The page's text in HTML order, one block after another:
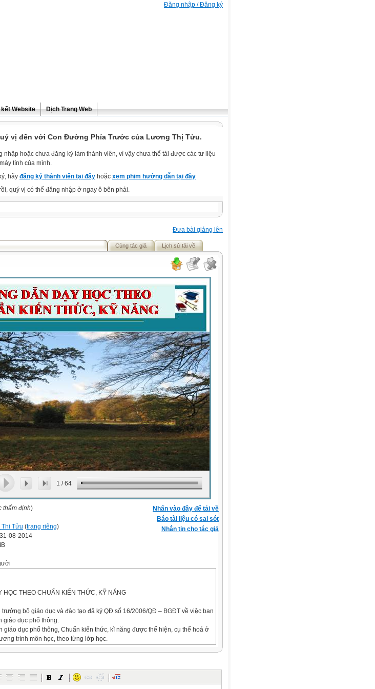
Đăng nhập / Đăng ký
kết Website Dịch Trang Web
vị đến với Con Đường Phía Trước của Lương Thị Tửu.
nhập hoặc chưa đăng ký làm thành viên, vì vậy chưa thể tải được các tư liệu
tính của mình.
hãy đăng ký thành viên tại đây hoặc xem phim hướng dẫn tại đây
quý vị có thể đăng nhập ở ngay ô bên phải.
Đưa bài giảng lên
Cùng tác giả Lịch sử tải về
1 /64
Nhấn vào đây để tải về
Báo tài liệu có sai sót
Nhắn tin cho tác giả
thẩm định)
Tửu (trang riêng)
08-2014
HỌC THEO CHUẨN KIẾN THỨC, KỸ NĂNG
trưởng bộ giáo dục và đào tạo đã ký QĐ số 16/2006/QĐ – BGĐT về việc ban
giáo dục phổ thông.
giáo dục phổ thông, Chuẩn kiến thức, kĩ năng được thể hiện, cụ thể hoá ở
trình môn học, theo từng lớp học.
phổ thông hiện nay, bước đầu đã vận dụng được Chuẩn kiến thức, kĩ
học tập, kiểm tra, đánh giá; song về tổng thể vẫn chưa đáp ứng được yêu